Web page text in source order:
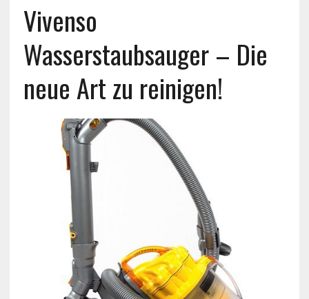
Vivenso
Wasserstaubsauger – Die
neue Art zu reinigen!